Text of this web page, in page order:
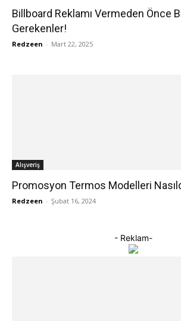
Billboard Reklamı Vermeden Önce
Gerekenler!
Redzeen - Mart 22, 2025
Alışveriş
Promosyon Termos Modelleri
Redzeen - Şubat 16, 2024
- Reklam-